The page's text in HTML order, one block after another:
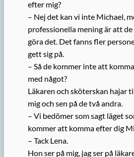
efter mig?
– Nej det kan vi inte Michael,
professionella mening är att
göra det. Det fanns fler
gett sig på.
– Så de kommer inte att
med något?
Läkaren och sköterskan hajar
mig och sen på de två andra.
– Vi bedömer som sagt läget
kommer att komma efter dig
– Tack Lena.
Hon ser på mig, jag ser på